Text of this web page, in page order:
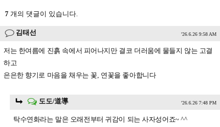
7 개의 댓글이 있습니다.
김태선 '26.6.26 9:58 AM
저는 한여름에 진흙 속에서 피어나지만 결코 더러움에 물들지 않는 고결
하고
은은한 향기로 마음을 채우는 꽃, 연꽃을 좋아합니다
도도/道導 '26.6.26 7:48 PM
탁수연화라는 말은 오래전부터 귀감이 되는 사자성어죠~ ^^